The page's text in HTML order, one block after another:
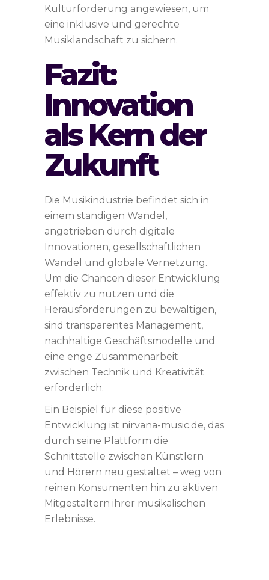
Kulturförderung angewiesen, um
eine inklusive und gerechte
Musiklandschaft zu sichern.
Fazit:
Innovation
als Kern der
Zukunft
Die Musikindustrie befindet sich in
einem ständigen Wandel,
angetrieben durch digitale
Innovationen, gesellschaftlichen
Wandel und globale Vernetzung.
Um die Chancen dieser Entwicklung
effektiv zu nutzen und die
Herausforderungen zu bewältigen,
sind transparentes Management,
nachhaltige Geschäftsmodelle und
eine enge Zusammenarbeit
zwischen Technik und Kreativität
erforderlich.
Ein Beispiel für diese positive
Entwicklung ist nirvana-music.de, das
durch seine Plattform die
Schnittstelle zwischen Künstlern
und Hörern neu gestaltet – weg von
reinen Konsumenten hin zu aktiven
Mitgestaltern ihrer musikalischen
Erlebnisse.